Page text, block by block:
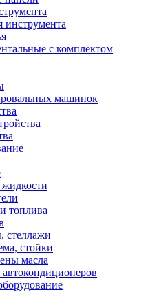
инструмента
с комплектом
машинок
топлива
стеллажи
стойки
масла